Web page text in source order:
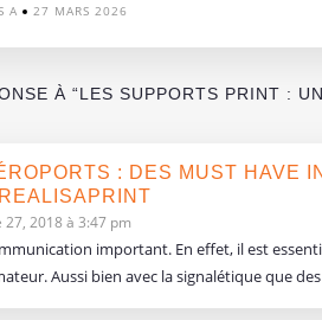
A 27 MARS 2026
À “LES SUPPORTS PRINT :
: DES MUST HAVE
2018 à 3:47 pm
important. En effet, il est
Aussi bien avec la signalétique que